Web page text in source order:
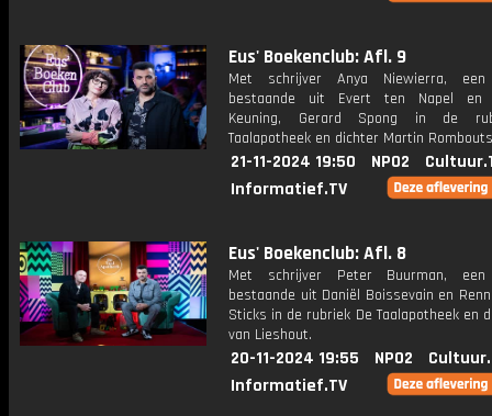
Eus' Boekenclub: Afl. 9
Met schrijver Anya Niewierra, een
bestaande uit Evert ten Napel en
Keuning, Gerard Spong in de
Taalapotheek en dichter Martin
21-11-2024 19:50 NPO2
Informatief.TV
Eus' Boekenclub: Afl. 8
Met schrijver Peter Buurman, een
bestaande uit Daniël Boissevain en
Sticks in de rubriek De Taalapotheek en
van Lieshout.
20-11-2024 19:55 NPO2
Informatief.TV